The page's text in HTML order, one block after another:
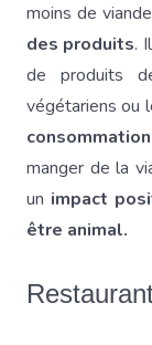
moins de
des produits.
de produits
végétariens ou
manger de la
un impact
être animal.